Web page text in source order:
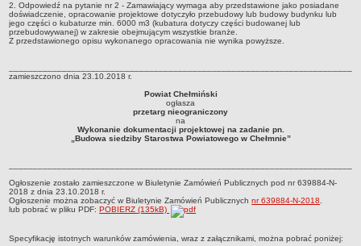
2. Odpowiedź na pytanie nr 2 - Zamawiający wymaga aby przedstawione jako posiadane
doświadczenie, opracowanie projektowe dotyczyło przebudowy lub budowy budynku lub
jego części o kubaturze min. 6000 m3 (kubatura dotyczy części budowanej lub
przebudowywanej) w zakresie obejmującym wszystkie branże.
Z przedstawionego opisu wykonanego opracowania nie wynika powyższe.
zamieszczono dnia 23.10.2018 r.
Powiat Chełmiński
ogłasza
przetarg nieograniczony
na
Wykonanie dokumentacji projektowej na zadanie pn.
„Budowa siedziby Starostwa Powiatowego w Chełmnie”
Ogłoszenie zostało zamieszczone w Biuletynie Zamówień Publicznych podnr 639884-N-
2018 z dnia 23.10.2018 r.
Ogłoszenie można zobaczyć w Biuletynie Zamówień Publicznychnr 639884-N-2018
lub pobrać w pliku PDF:POBIERZ (135kB)
Specyfikację istotnych warunków zamówienia, wraz z załącznikami, można pobrać poniżej: